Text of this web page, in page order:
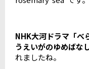
NHK大河ドラマ「べ
うえいがのゆめばな
れましたね。